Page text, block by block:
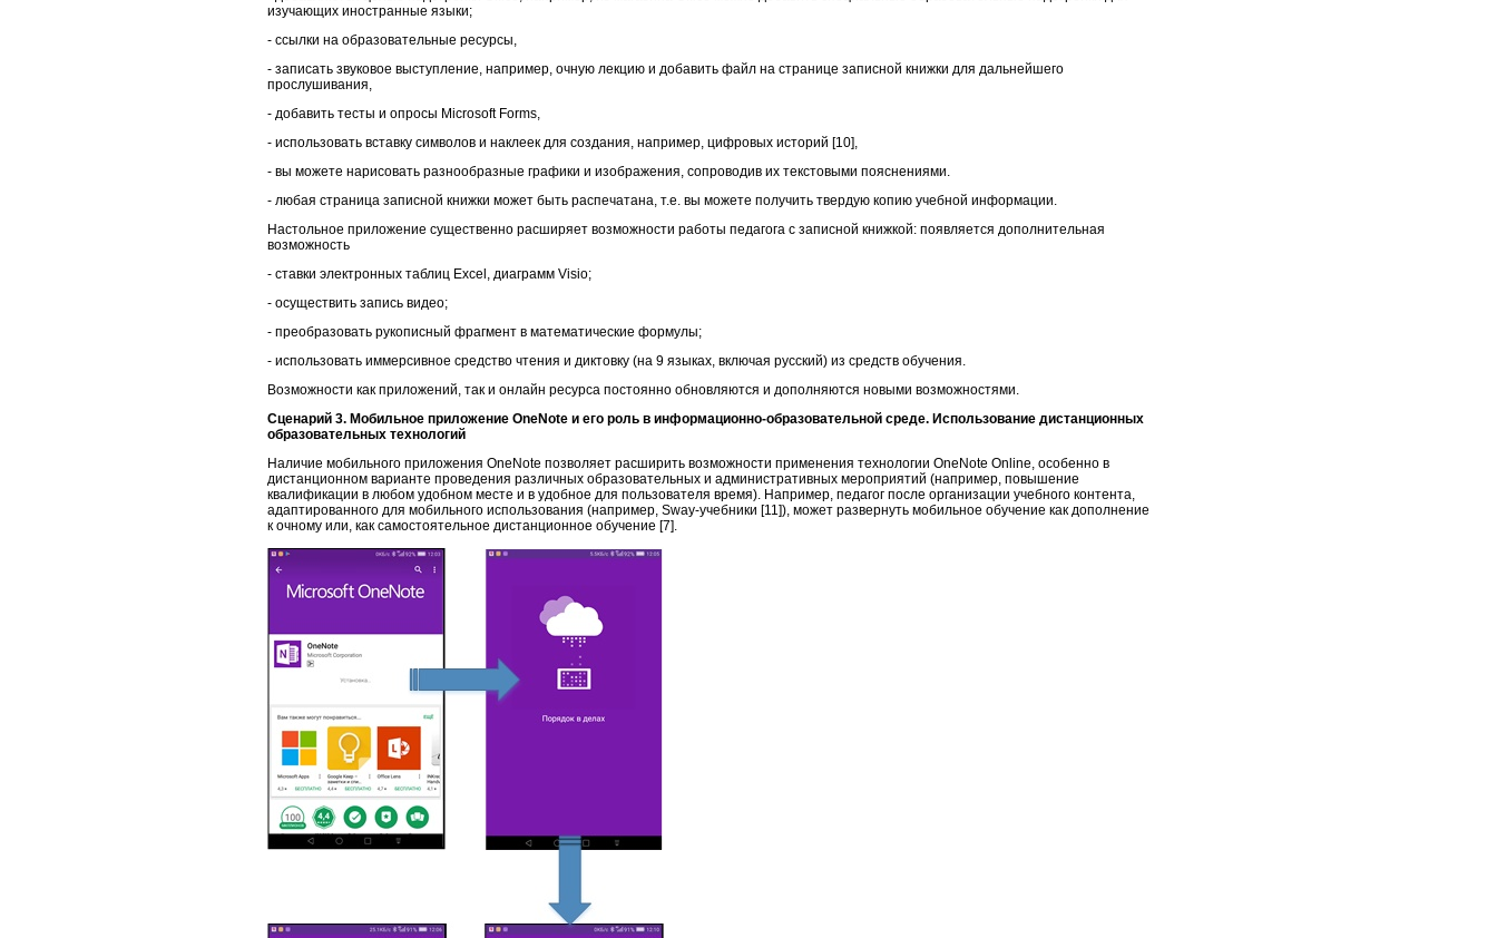
изучающих иностранные языки;
- ссылки на образовательные ресурсы,
- записать звуковое выступление, например, очную лекцию и добавить файл на странице записной книжки для дальнейшего
прослушивания,
- добавить тесты и опросы Microsoft Forms,
- использовать вставку символов и наклеек для создания, например, цифровых историй [10],
- вы можете нарисовать разнообразные графики и изображения, сопроводив их текстовыми пояснениями.
- любая страница записной книжки может быть распечатана, т.е. вы можете получить твердую копию учебной информации.
Настольное приложение существенно расширяет возможности работы педагога с записной книжкой: появляется дополнительная
возможность
- ставки электронных таблиц Excel, диаграмм Visio;
- осуществить запись видео;
- преобразовать рукописный фрагмент в математические формулы;
- использовать иммерсивное средство чтения и диктовку (на 9 языках, включая русский) из средств обучения.
Возможности как приложений, так и онлайн ресурса постоянно обновляются и дополняются новыми возможностями.
Сценарий 3. Мобильное приложение OneNote и его роль в информационно-образовательной среде. Использование дистанционных
образовательных технологий
Наличие мобильного приложения OneNote позволяет расширить возможности применения технологии OneNote Online, особенно в
дистанционном варианте проведения различных образовательных и административных мероприятий (например, повышение
квалификации в любом удобном месте и в удобное для пользователя время). Например, педагог после организации учебного контента,
адаптированного для мобильного использования (например, Sway-учебники [11]), может развернуть мобильное обучение как дополнение
к очному или, как самостоятельное дистанционное обучение [7].